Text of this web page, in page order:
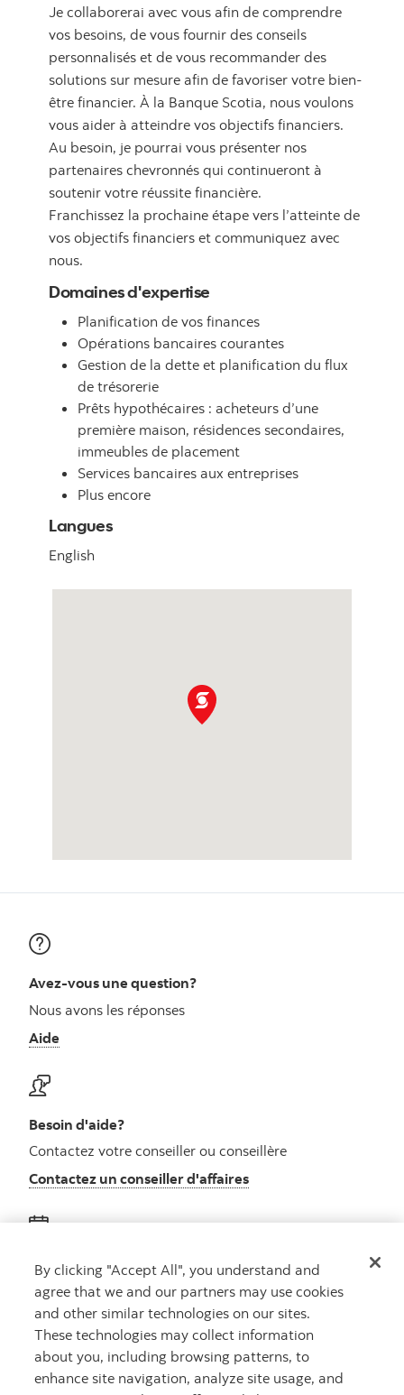
Je collaborerai avec vous afin de comprendre
vos besoins, de vous fournir des conseils
personnalisés et de vous recommander des
solutions sur mesure afin de favoriser votre bien-
être financier. À la Banque Scotia, nous voulons
vous aider à atteindre vos objectifs financiers.
Au besoin, je pourrai vous présenter nos
partenaires chevronnés qui continueront à
soutenir votre réussite financière.
Franchissez la prochaine étape vers l’atteinte de
vos objectifs financiers et communiquez avec
nous.
Domaines d'expertise
Planification de vos finances
Opérations bancaires courantes
Gestion de la dette et planification du flux
de trésorerie
Prêts hypothécaires : acheteurs d’une
première maison, résidences secondaires,
immeubles de placement
Services bancaires aux entreprises
Plus encore
Langues
English
Avez-vous une question?
Nous avons les réponses
Aide
Besoin d'aide?
Contactez votre conseiller ou conseillère
Contactez un conseiller d'affaires
Obtenez des conseils
Rencontrez un conseiller
Prenez rendez-vous
By clicking "Accept All", you understand and
agree that we and our partners may use cookies
and other similar technologies on our sites.
These technologies may collect information
about you, including browsing patterns, to
enhance site navigation, analyze site usage, and